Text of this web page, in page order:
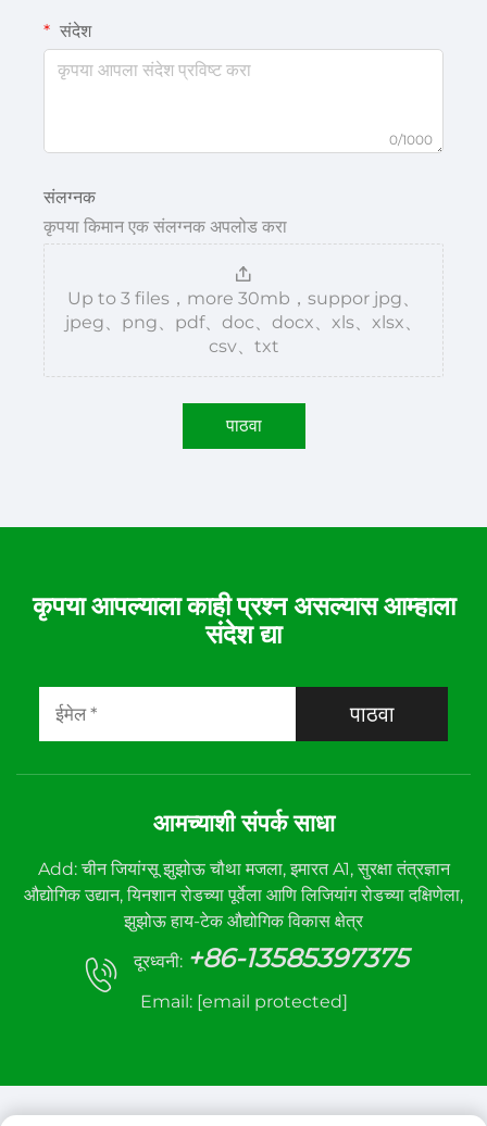
संदेश
0/1000
संलग्नक
कृपया किमान एक संलग्नक अपलोड करा
Up to 3 files，more 30mb，suppor jpg、
jpeg、png、pdf、doc、docx、xls、xlsx、
csv、txt
पाठवा
कृपया आपल्याला काही प्रश्न असल्यास आम्हाला
संदेश द्या
पाठवा
आमच्याशी संपर्क साधा
Add: चीन जियांग्सू झुझोऊ चौथा मजला, इमारत A1, सुरक्षा तंत्रज्ञान
औद्योगिक उद्यान, यिनशान रोडच्या पूर्वेला आणि लिजियांग रोडच्या दक्षिणेला,
झुझोऊ हाय-टेक औद्योगिक विकास क्षेत्र
दूरध्वनी: +86-13585397375
Email: [email protected]